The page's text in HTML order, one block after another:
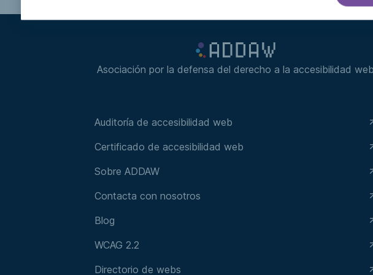
Asociación por la defensa del derecho a la accesibilidad
Auditoría de accesibilidad web
Certificado de accesibilidad web
Sobre ADDAW
Contacta con nosotros
Blog
WCAG 2.2
Directorio de webs